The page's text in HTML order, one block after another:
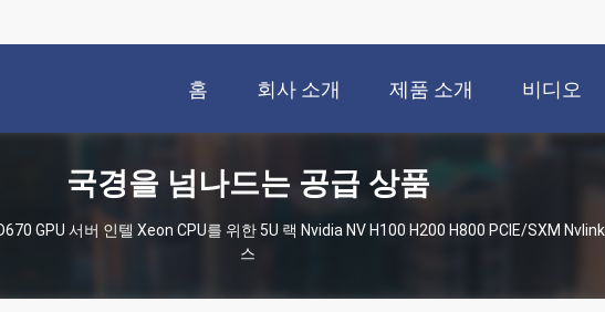
홈 회사 소개 제품 소개 비디오
국경을 넘나드는 공급 상품
GPU 서버 인텔 Xeon CPU를 위한 5U 랙 Nvidia NV H100 H200 H800 PCIE/SXM
스